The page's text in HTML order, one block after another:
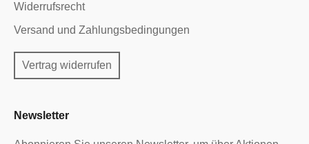
Widerrufsrecht
Versand und Zahlungsbedingungen
Vertrag widerrufen
Newsletter